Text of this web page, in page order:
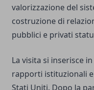
valorizzazione del
costruzione di
pubblici e privati
La visita si inserisce
rapporti istituzionali
Stati Uniti. Dopo la